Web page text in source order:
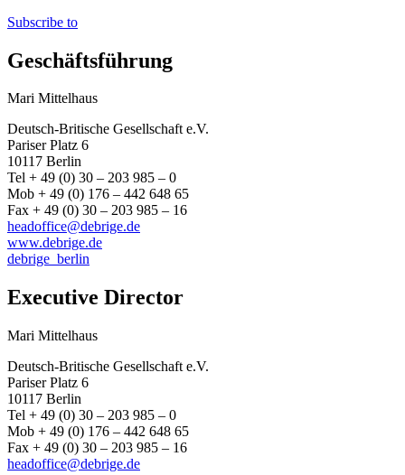
Subscribe to
Geschäftsführung
Mari Mittelhaus
Deutsch-Britische Gesellschaft e.V.
Pariser Platz 6
10117 Berlin
Tel + 49 (0) 30 – 203 985 – 0
Mob + 49 (0) 176 – 442 648 65
Fax + 49 (0) 30 – 203 985 – 16
headoffice@debrige.de
www.debrige.de
debrige_berlin
Executive Director
Mari Mittelhaus
Deutsch-Britische Gesellschaft e.V.
Pariser Platz 6
10117 Berlin
Tel + 49 (0) 30 – 203 985 – 0
Mob + 49 (0) 176 – 442 648 65
Fax + 49 (0) 30 – 203 985 – 16
headoffice@debrige.de